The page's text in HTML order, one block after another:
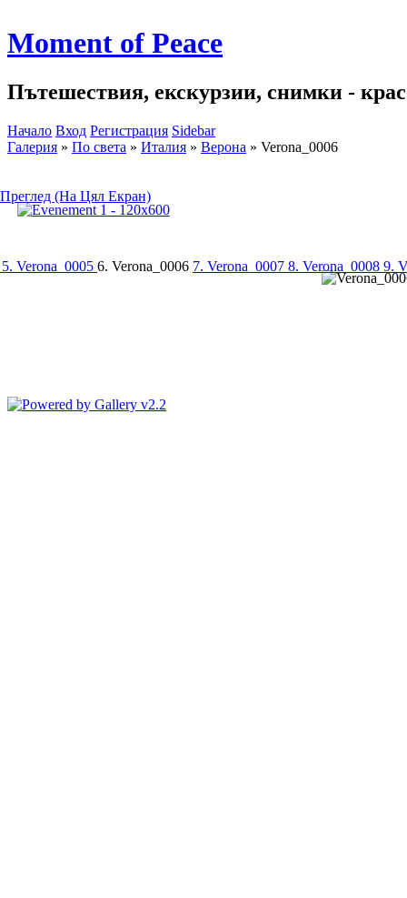
Moment of Peace
Пътешествия, екскурзии, снимки -
Начало Вход Регистрация Sidebar
Галерия » По света » Италия » Верона » Verona_0006
Преглед (На Цял Екран)
5. Verona_0005 6. Verona_0006 7. Verona_0007 8. Verona_0008 9.